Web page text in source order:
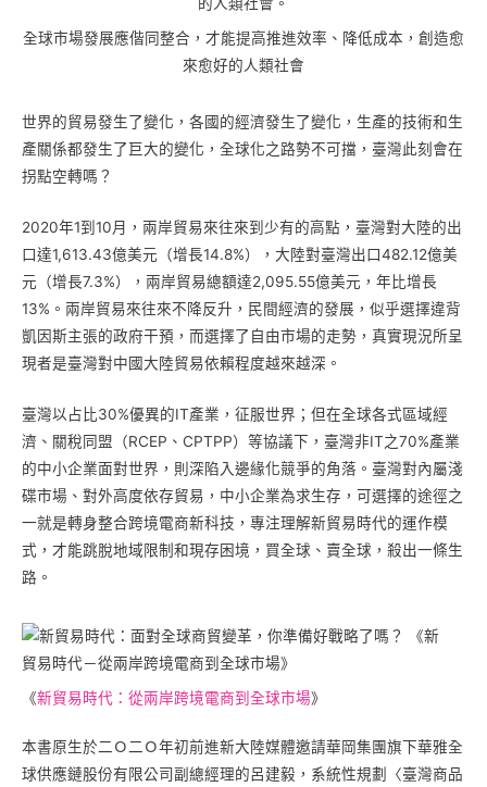
全球市場發展應偕同整合，才能提高推進效率、降低成本，創造愈
來愈好的人類社會
世界的貿易發生了變化，各國的經濟發生了變化，生產的技術和生
產關係都發生了巨大的變化，全球化之路勢不可擋，臺灣此刻會在
拐點空轉嗎？
2020年1到10月，兩岸貿易來往來到少有的高點，臺灣對大陸的出
口達1,613.43億美元（增長14.8%），大陸對臺灣出口482.12億美
元（增長7.3%），兩岸貿易總額達2,095.55億美元，年比增長
13%。兩岸貿易來往來不降反升，民間經濟的發展，似乎選擇違背
凱因斯主張的政府干預，而選擇了自由市場的走勢，真實現況所呈
現者是臺灣對中國大陸貿易依賴程度越來越深。
臺灣以占比30%優異的IT產業，征服世界；但在全球各式區域經
濟、關稅同盟（RCEP、CPTPP）等協議下，臺灣非IT之70%產業
的中小企業面對世界，則深陷入邊緣化競爭的角落。臺灣對內屬淺
碟市場、對外高度依存貿易，中小企業為求生存，可選擇的途徑之
一就是轉身整合跨境電商新科技，專注理解新貿易時代的運作模
式，才能跳脫地域限制和現存困境，買全球、賣全球，殺出一條生
路。
《新貿易時代：從兩岸跨境電商到全球市場》
本書原生於二Ｏ二Ｏ年初前進新大陸媒體邀請華岡集團旗下華雅全
球供應鏈股份有限公司副總經理的呂建毅，系統性規劃〈臺灣商品